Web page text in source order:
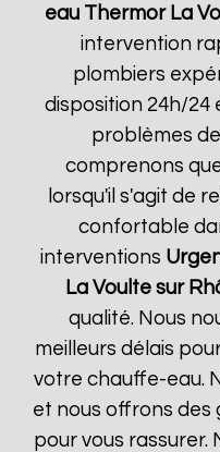
eau Thermor La
intervention
plombiers
disposition 24h/24
problèmes
comprenons
lorsqu'il s'agit de
confortable
interventions
La Voulte sur
qualité. Nous
meilleurs délais
votre chauffe-eau.
et nous offrons des
pour vous rassurer.